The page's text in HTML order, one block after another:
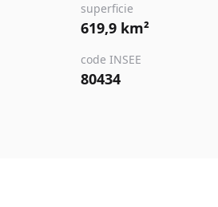
superficie
619,9 km²
code INSEE
80434